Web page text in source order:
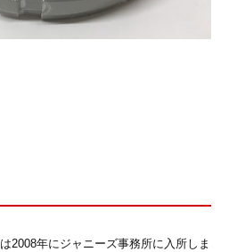
2008年にジャニーズ事務所に入所しま